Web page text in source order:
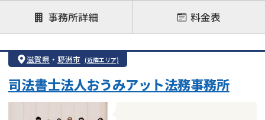
借金返済相談・交渉
自己破産
任意整理
個人再生
時効援用
会社破産・法人破産
住宅ローン
消費者金融・サラ金
事務所詳細 料金表
滋賀県 ・ 野洲市 (近隣エリア)
司法書士法人おうみアット法務事務所